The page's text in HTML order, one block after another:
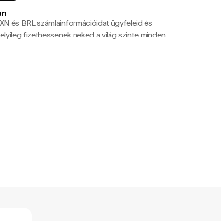
és BRL számlainformációidat ügyfeleid és
fizethessenek neked a világ szinte minden